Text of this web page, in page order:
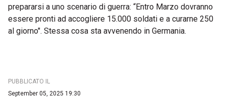
prepararsi a uno scenario di guerra: “Entro Marzo dovranno
essere pronti ad accogliere 15.000 soldati e a curarne 250
al giorno". Stessa cosa sta avvenendo in Germania.
PUBBLICATO IL
September 05, 2025 19:30